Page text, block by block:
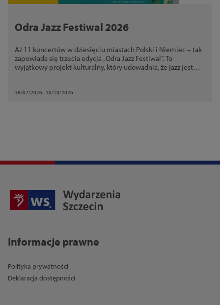
Odra Jazz Festiwal 2026
Aż 11 koncertów w dziesięciu miastach Polski i Niemiec – tak
zapowiada się trzecia edycja „Odra Jazz Festiwal”. To
wyjątkowy projekt kulturalny, który udowadnia, że jazz jest
18/07/2026 - 10/10/2026
Informacje prawne
Polityka prywatności
Deklaracja dostępności